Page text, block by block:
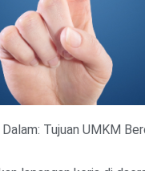
Tujuan UMKM